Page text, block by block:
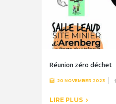
Réunion zéro déchet
20 NOVEMBER 2023
LIRE PLUS